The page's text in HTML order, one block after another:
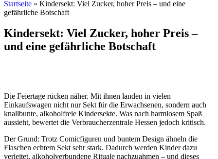
Startseite » Kindersekt: Viel Zucker, hoher Preis – und eine
gefährliche Botschaft
Kindersekt: Viel Zucker, hoher Preis –
und eine gefährliche Botschaft
Die Feiertage rücken näher. Mit ihnen landen in vielen
Einkaufswagen nicht nur Sekt für die Erwachsenen, sondern auch
knallbunte, alkoholfreie Kindersekte. Was nach harmlosem Spaß
aussieht, bewertet die Verbraucherzentrale Hessen jedoch kritisch.
Der Grund: Trotz Comicfiguren und buntem Design ähneln die
Flaschen echtem Sekt sehr stark. Dadurch werden Kinder dazu
verleitet, alkoholverbundene Rituale nachzuahmen – und dieses